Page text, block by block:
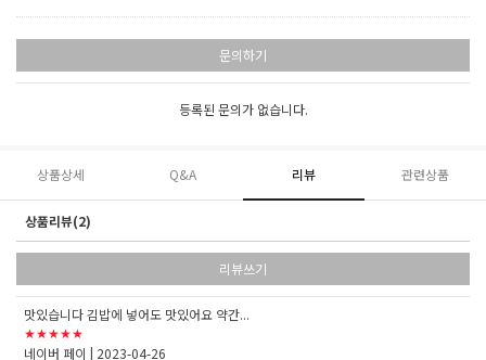
문의하기
등록된 문의가 없습니다.
상품상세 Q&A 리뷰 관련상품
상품리뷰(2)
리뷰쓰기
맛있습니다 김밥에 넣어도 맛있어요 약간...
★★★★★
네이버 페이 | 2023-04-26